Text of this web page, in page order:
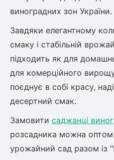
виноградних зон України.
Завдяки елегантному
смаку і стабільній
підходить як для
для комерційного
поєднує в собі красу,
десертний смак.
Замовити саджанці
розсадника можна оптом
урожайний сад разом із